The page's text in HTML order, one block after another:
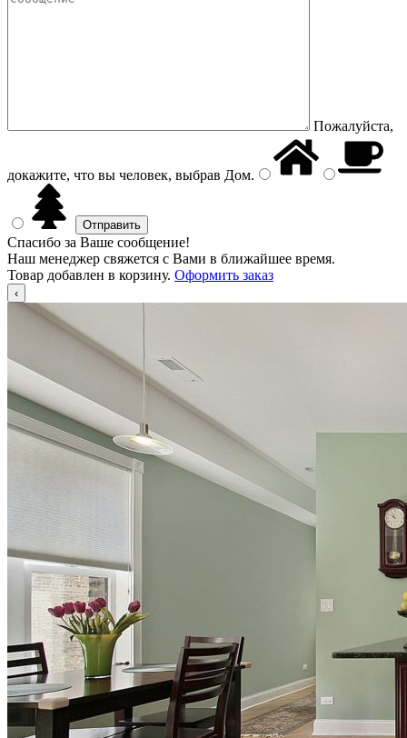
Пожалуйста,
докажите, что вы человек, выбрав Дом.
Спасибо за Ваше сообщение!
Наш менеджер свяжется с Вами в ближайшее время.
Товар добавлен в корзину. Оформить заказ